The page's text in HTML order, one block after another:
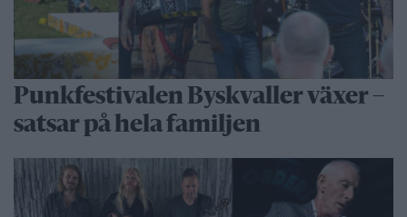
Punkfestivalen Byskvaller växer –
satsar på hela familjen